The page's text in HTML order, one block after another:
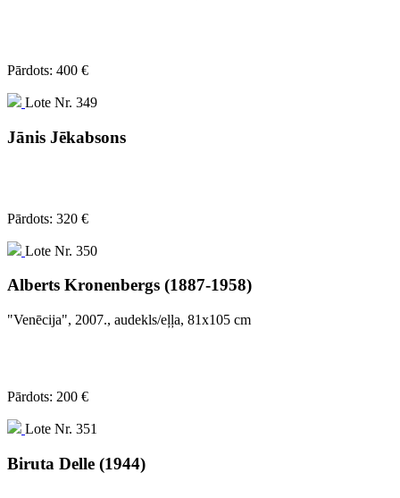
Pārdots: 400 €
Lote Nr. 349
Jānis Jēkabsons
Pārdots: 320 €
Lote Nr. 350
Alberts Kronenbergs (1887-1958)
"Venēcija", 2007., audekls/eļļa, 81x105 cm
Pārdots: 200 €
Lote Nr. 351
Biruta Delle (1944)